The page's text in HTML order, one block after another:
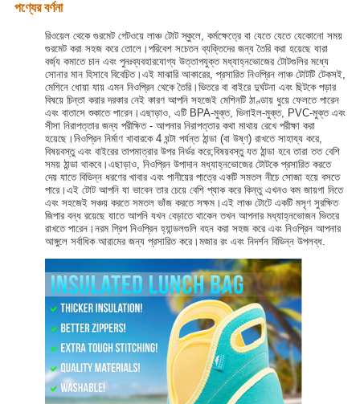
পণ্যের বর্ণনা
রিওয়েল থেকে গুরমেট গেটওয়ে লাঞ্চ টোট স্কুলে, কর্মক্ষেত্রে বা যেতে যেতে যেকোনো সময়
গুরমেট করা সহজ করে তোলে।পরিবেশ সচেতন ব্যক্তিদের জন্য তৈরি করা হয়েছে যারা
বর্জ্য কমাতে চান এবং পুনঃব্যবহারযোগ্য উত্তাপযুক্ত মধ্যাহ্নভোজের টোটগুলির মধ্যে
সোনার মান হিসাবে বিবেচিত।এই মাঝারি আকারের, প্রসারিত নিওপ্রিন লাঞ্চ টোটটি টেকসই,
মেশিনে ধোয়া যায় এমন নিওপ্রিন থেকে তৈরি।ভিতরে বা বাইরে দুর্ঘটনা এবং ছিটকে পড়ার
বিষয়ে চিন্তা করার দরকার নেই কারণ আপনি সহজেই মেশিনটি ঠাণ্ডায় ধুয়ে ফেলতে পারেন
এবং বাতাসে শুকাতে পারেন।এছাড়াও, এটি BPA-মুক্ত, ভিনাইল-মুক্ত, PVC-মুক্ত এবং
সীসা নিরাপত্তার জন্য পরীক্ষিত - আপনার নিরাপত্তার কথা মাথায় রেখে পরীক্ষা করা
হয়েছে।নিওপ্রিন নির্মাণ খাবারকে 4 ঘন্টা পর্যন্ত ঠান্ডা (বা উষ্ণ) রাখতে সাহায্য করে,
বিষয়বস্তু এবং বাইরের তাপমাত্রার উপর নির্ভর করে;বিষয়বস্তু যত ঠান্ডা হবে তারা তত বেশি
সময় ঠান্ডা থাকবে।এছাড়াও, নিওপ্রিন উপাদান মধ্যাহ্নভোজের টোটকে প্রসারিত করতে
দেয় যাতে বিভিন্ন ধরণের খাবার এবং পানীয়ের পাত্রে একটি সমতল নীচে সোজা হয়ে বসতে
পারে।এই টোট আপনি যা ভাবেন তার চেয়ে বেশি প্যাক করে কিন্তু এখনও কম জায়গা নিতে
এবং সহজেই সঞ্চয় করতে সমতল ভাঁজ করতে সক্ষম।এই লাঞ্চ টোটে একটি মসৃণ সুরক্ষিত
জিপার বন্ধ রয়েছে যাতে আপনি যখন বেড়াতে থাকেন তখন আপনার মধ্যাহ্নভোজন ভিতরে
রাখতে পারেন।নরম গ্রিপ নিওপ্রিন হ্যান্ডলগুলি বহন করা সহজ করে এবং নিওপ্রিন আপনার
আঙ্গুলে সর্বাধিক আরামের জন্য প্রসারিত করে।মজার রং এবং নিদর্শন বিভিন্ন উপলব্ধ.